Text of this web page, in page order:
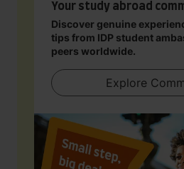
Your study abroad
Discover genuine
tips from IDP student
peers worldwide.
Explore